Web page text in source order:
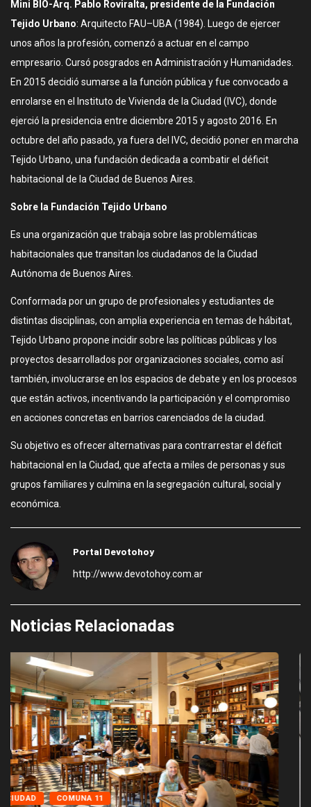
Mini BIO-Arq. Pablo Roviralta, presidente de la Fundación
Tejido Urbano: Arquitecto FAU–UBA (1984). Luego de ejercer
unos años la profesión, comenzó a actuar en el campo
empresario. Cursó posgrados en Administración y Humanidades.
En 2015 decidió sumarse a la función pública y fue convocado a
enrolarse en el Instituto de Vivienda de la Ciudad (IVC), donde
ejerció la presidencia entre diciembre 2015 y agosto 2016. En
octubre del año pasado, ya fuera del IVC, decidió poner en marcha
Tejido Urbano, una fundación dedicada a combatir el déficit
habitacional de la Ciudad de Buenos Aires.
Sobre la Fundación Tejido Urbano
Es una organización que trabaja sobre las problemáticas
habitacionales que transitan los ciudadanos de la Ciudad
Autónoma de Buenos Aires.
Conformada por un grupo de profesionales y estudiantes de
distintas disciplinas, con amplia experiencia en temas de hábitat,
Tejido Urbano propone incidir sobre las políticas públicas y los
proyectos desarrollados por organizaciones sociales, como así
también, involucrarse en los espacios de debate y en los procesos
que están activos, incentivando la participación y el compromiso
en acciones concretas en barrios carenciados de la ciudad.
Su objetivo es ofrecer alternativas para contrarrestar el déficit
habitacional en la Ciudad, que afecta a miles de personas y sus
grupos familiares y culmina en la segregación cultural, social y
económica.
Portal Devotohoy
http://www.devotohoy.com.ar
Noticias Relacionadas